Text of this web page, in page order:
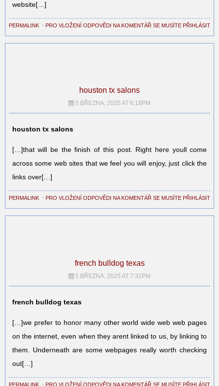
website[…]
PERMALINK ⋅ PRO VLOŽENÍ ODPOVĚDI NA KOMENTÁŘ SE MUSÍTE PŘIHLÁSIT
houston tx salons
5 BŘEZNA, 2025 AT 6:18PM
houston tx salons
[…]that will be the finish of this post. Right here youll come
across some web sites that we feel you will enjoy, just click the
links over[…]
PERMALINK ⋅ PRO VLOŽENÍ ODPOVĚDI NA KOMENTÁŘ SE MUSÍTE PŘIHLÁSIT
french bulldog texas
5 BŘEZNA, 2025 AT 7:32PM
french bulldog texas
[…]we prefer to honor many other world wide web web pages
on the internet, even when they arent linked to us, by linking to
them. Underneath are some webpages really worth checking
out[…]
PERMALINK ⋅ PRO VLOŽENÍ ODPOVĚDI NA KOMENTÁŘ SE MUSÍTE PŘIHLÁSIT